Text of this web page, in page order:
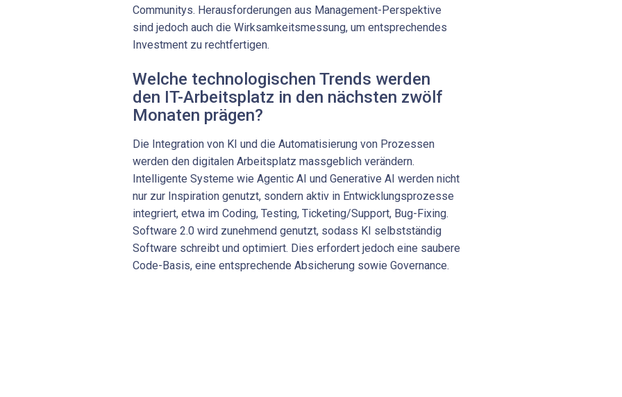
Communitys. Herausforderungen aus Management-Perspektive
sind jedoch auch die Wirksamkeitsmessung, um entsprechendes
Investment zu rechtfertigen.
Welche technologischen Trends werden
den IT-Arbeitsplatz in den nächsten zwölf
Monaten prägen?
Die Integration von KI und die Automatisierung von Prozessen
werden den digitalen Arbeitsplatz massgeblich verändern.
Intelligente Systeme wie Agentic AI und Generative AI werden nicht
nur zur Inspiration genutzt, sondern aktiv in Entwicklungsprozesse
integriert, etwa im Coding, Testing, Ticketing/Support, Bug-Fixing.
Software 2.0 wird zunehmend genutzt, sodass KI selbstständig
Software schreibt und optimiert. Dies erfordert jedoch eine saubere
Code-Basis, eine entsprechende Absicherung sowie Governance.